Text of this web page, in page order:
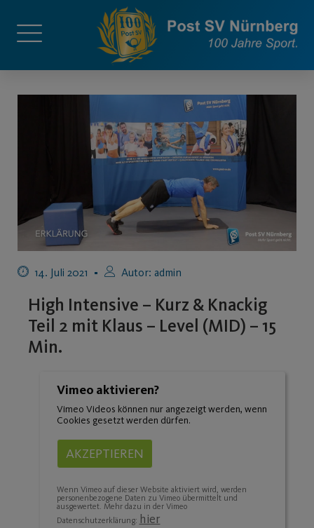
14. Juli 2021 Autor: admin
High Intensive – Kurz & Knackig
Teil 2 mit Klaus – Level (MID) – 15
Min.
Vimeo aktivieren?
Vimeo Videos können nur angezeigt werden, wenn
Cookies gesetzt werden dürfen.
AKZEPTIEREN
Wenn Vimeo auf dieser Website aktiviert wird, werden
personenbezogene Daten zu Vimeo übermittelt und
ausgewertet. Mehr dazu in der Vimeo
Datenschutzerklärung: hier